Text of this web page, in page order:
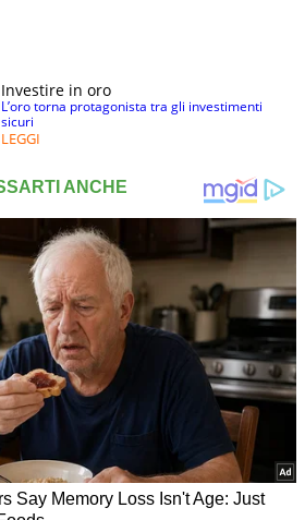
Investire in oro
L’oro torna protagonista tra gli investimenti
sicuri
LEGGI